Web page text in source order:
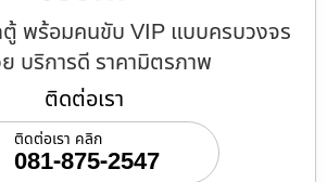
ตู้ พร้อมคนขับ VIP แบบครบวงจร
บริการดี ราคามิตรภาพ
ติดต่อเรา
ติดต่อเรา คลิก
081-875-2547